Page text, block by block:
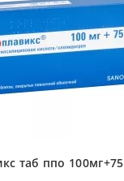
таб ппо